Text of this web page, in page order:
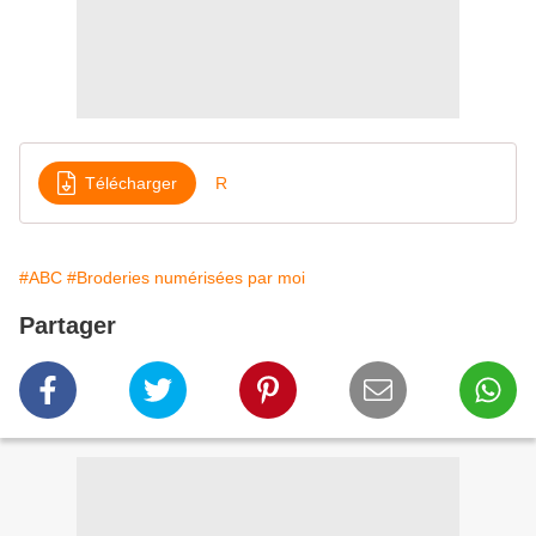
Télécharger R
#ABC #Broderies numérisées par moi
Partager